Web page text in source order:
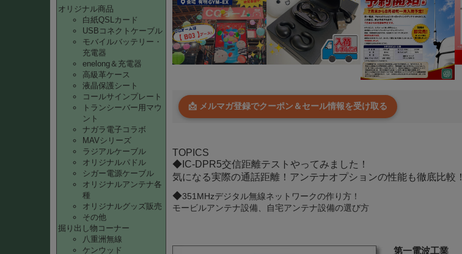
オリジナル商品
白紙QSLカード
USBコネクトケーブル
モバイルバッテリー・
充電器
enelong＆充電器
高級革ケース
液晶保護シート
コールサインプレート
トランシーバー用マウ
ント
ナガラ電子コラボ
MAVシリーズ
ラジアルケーブル
オリジナルパドル
シガー電源ケーブル
オリジナルアンテナ各
種
オリジナルグッズ販売
その他
掘り出し物コーナー
八重洲無線
ケンウッド
📩 メルマガ登録でクーポン＆セール情報を受け取る
TOPICS
◆ IC-DPR5交信距離テストやってみました！
気になる実際の通話距離！アンテナオプションの性能も徹底比較！
◆351MHzデジタル無線ネットワークの作り方！
モービルアンテナ設備、自宅アンテナ設備の選び方
第一電波工業